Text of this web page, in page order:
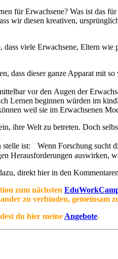
für Erwachsene? Was ist das
wir diesen kreativen,
viele Erwachsene, Eltern
dass dieser ganze Apparat mit
vor den Augen der
Lernen beginnen würden im
weil sie im Erwachsenen
ihre Welt zu betreten. Doch
ist: Wenn Forschung sucht
Herausforderungen auswirken,
direkt hier in den
zum nächsten
zu verbinden, gemeinsam
du hier meine Angebote.